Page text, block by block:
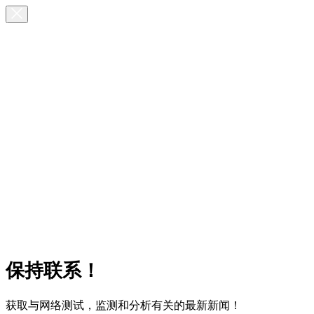
保持联系！
获取与网络测试，监测和分析有关的最新新闻！